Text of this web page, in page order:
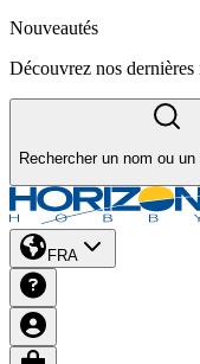
Nouveautés
Découvrez nos dernières
Rechercher un nom ou
FRA